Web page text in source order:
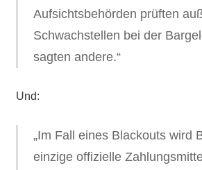
Aufsichtsbehörden prüften
Schwachstellen bei der
sagten andere.“
Und:
„Im Fall eines Blackouts wird
einzige offizielle